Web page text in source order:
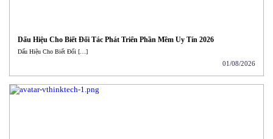
Dấu Hiệu Cho Biết Đối Tác Phát Triển Phần Mềm Uy Tín 2026
Dấu Hiệu Cho Biết Đối […]
01/08/2026